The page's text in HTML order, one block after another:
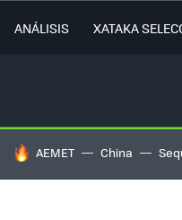
ANÁLISIS XATAKA
HOY SE HABLA DE
AEMET China